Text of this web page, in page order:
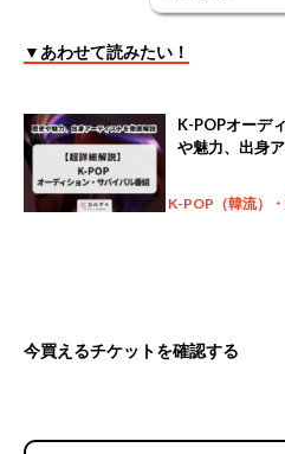
▼あわせて読みたい！
K-POPオーデ
や魅力、出身
K-POP（韓流）
今買えるチケットを確認する